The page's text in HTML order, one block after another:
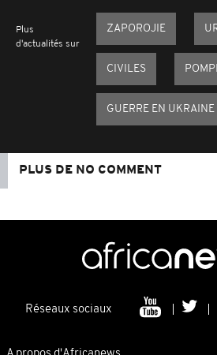
Plus
d'actualités sur
ZAPOROJIE
CIVILES
GUERRE EN UKRAINE
PLUS DE NO COMMENT
Réseaux sociaux